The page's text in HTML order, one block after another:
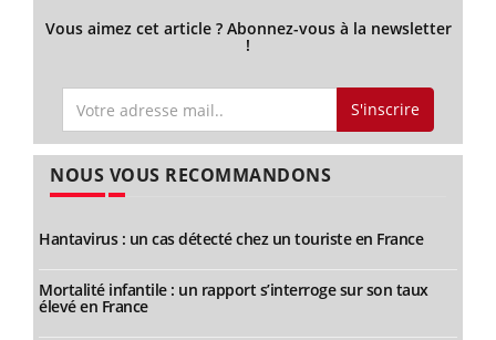
Vous aimez cet article ? Abonnez-vous à la newsletter
!
S'inscrire
NOUS VOUS RECOMMANDONS
Hantavirus : un cas détecté chez un touriste en France
Mortalité infantile : un rapport s’interroge sur son taux
élevé en France